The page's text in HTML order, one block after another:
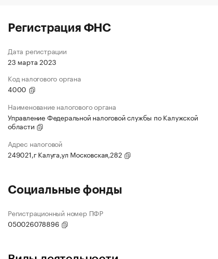
Регистрация ФНС
Дата регистрации
23 марта 2023
Код налогового органа
4000
Наименование налогового органа
Управление Федеральной налоговой службы по Калужской
области
Адрес налоговой
249021,г Калуга,ул Московская,282
Социальные фонды
Регистрационный номер ПФР
050026078896